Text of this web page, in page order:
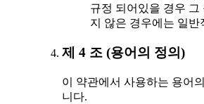
규정 되어있을 경우 그
지 않은 경우에는 일
제 4 조 (용어의 정의)
이 약관에서 사용하는 용어
니다.